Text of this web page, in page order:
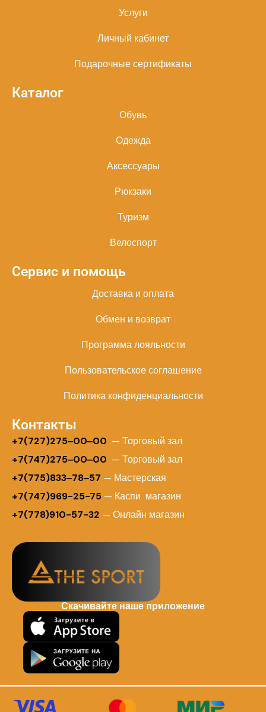
Услуги
Личный кабинет
Подарочные сертификаты
Каталог
Обувь
Одежда
Аксессуары
Рюкзаки
Туризм
Велоспорт
Сервис и помощь
Доставка и оплата
Обмен и возврат
Программа лояльности
Пользовательское соглашение
Политика конфиденциальности
Контакты
+7(727)275‒00‒00 — Торговый зал
+7(747)275‒00‒00 — Торговый зал
+7(775)833‒78‒57 — Мастерская
+7(747)969-25-75 — Каспи магазин
+7(778)910-57-32 — Онлайн магазин
Скачивайте наше приложение